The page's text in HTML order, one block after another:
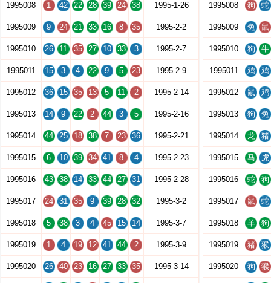
1995008 1 42 22 28 39 24 38 1995-1-26
1995009 9 24 21 33 16 8 35 1995-2-2
1995010 26 11 35 27 10 33 3 1995-2-7
1995011 15 3 4 22 9 5 23 1995-2-9
1995012 36 15 35 13 5 11 2 1995-2-14
1995013 14 9 22 2 44 3 5 1995-2-16
1995014 44 25 18 38 7 23 36 1995-2-21
1995015 6 10 39 34 41 8 4 1995-2-23
1995016 43 38 14 33 44 27 31 1995-2-28
1995017 24 31 35 9 39 28 32 1995-3-2
1995018 5 38 3 4 45 15 14 1995-3-7
1995019 1 4 19 12 41 44 2 1995-3-9
1995020 26 40 23 16 27 33 35 1995-3-14
1995008 狗 蛇
1995009 兔 鼠
1995010 狗 牛
1995011 鸡 鸡
1995012 鼠 鸡
1995013 狗 兔
1995014 龙 猪
1995015 马 虎
1995016 蛇 狗
1995017 鼠 蛇
1995018 羊 狗
1995019 猪 猴
1995020 狗 猴